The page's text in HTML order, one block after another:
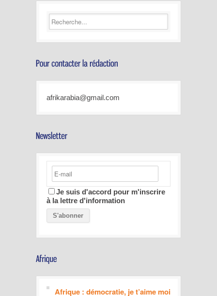
afrikarabia@gmail.com
Je suis d'accord pour m'inscrire
à la lettre d'information
Afrique : démocratie, je t’aime moi